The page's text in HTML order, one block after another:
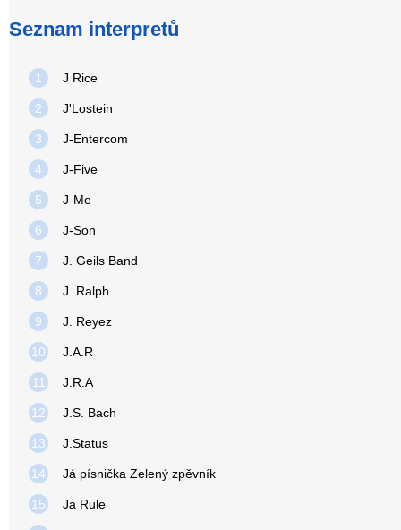
Seznam interpretů
1 J Rice
2 J'Lostein
3 J-Entercom
4 J-Five
5 J-Me
6 J-Son
7 J. Geils Band
8 J. Ralph
9 J. Reyez
10 J.A.R
11 J.R.A
12 J.S. Bach
13 J.Status
14 Já písnička Zelený zpěvník
15 Ja Rule